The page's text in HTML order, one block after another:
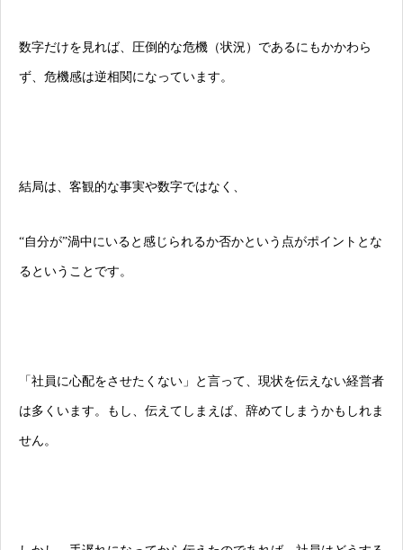
数字だけを見れば、圧倒的な危機（状況）であるにもかかわら
ず、危機感は逆相関になっています。
結局は、客観的な事実や数字ではなく、
“自分が”渦中にいると感じられるか否かという点がポイントとな
るということです。
「社員に心配をさせたくない」と言って、現状を伝えない経営者
は多くいます。もし、伝えてしまえば、辞めてしまうかもしれま
せん。